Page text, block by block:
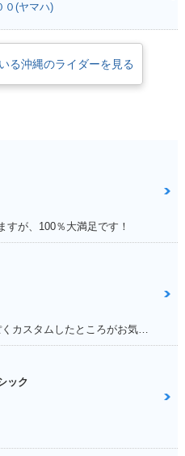
０(ヤマハ)
る沖縄のライダーを見る
が、100％大満足です！
満足ポイント:安心感に満足！昔っぽくカスタムしたところがお気に入り！ ※今回のイベントでの撮影は、積載車等で移動をしており、 公道の走行はしておりません。
ック